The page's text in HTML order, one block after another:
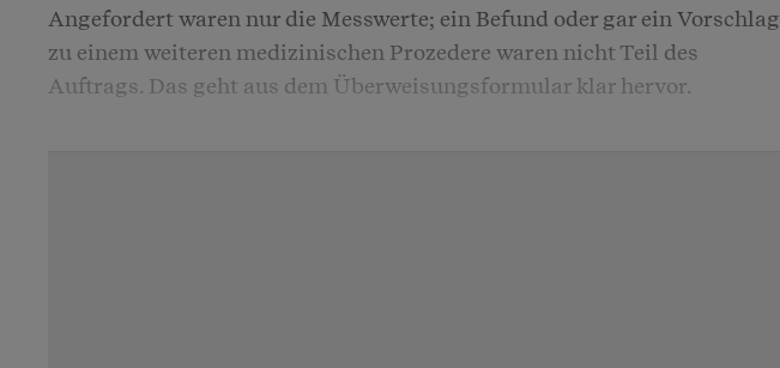
Angefordert waren nur die Messwerte; ein Befund oder gar ein Vorschlag
zu einem weiteren medizinischen Prozedere waren nicht Teil des
Auftrags. Das geht aus dem Überweisungsformular klar hervor.